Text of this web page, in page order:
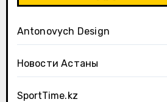
Antonovych Design
Новости Астаны
SportTime.kz